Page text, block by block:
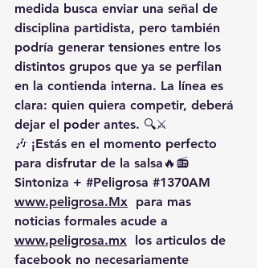
medida busca enviar una señal de
disciplina partidista, pero también
podría generar tensiones entre los
distintos grupos que ya se perfilan
en la contienda interna. La línea es
clara: quien quiera competir, deberá
dejar el poder antes. 🔍⚔️
🎶 ¡Estás en el momento perfecto
para disfrutar de la salsa🔥📻
Sintoniza + #Peligrosa #1370AM
www.peligrosa.Mx para mas
noticias formales acude a
www.peligrosa.mx los articulos de
facebook no necesariamente